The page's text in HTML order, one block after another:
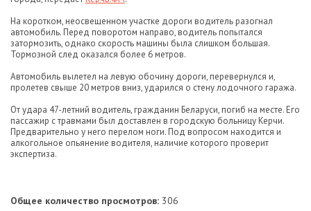
На коротком, неосвещенном участке дороги водитель разогнал
автомобиль. Перед поворотом направо, водитель попытался
затормозить, однако скорость машины была слишком большая.
Тормозной след оказался более 6 метров.
Автомобиль вылетел на левую обочину дороги, перевернулся и,
пролетев свыше 20 метров вниз, ударился о стену лодочного гаража.
От удара 47-летний водитель, гражданин Беларуси, погиб на месте. Его
пассажир с травмами был доставлен в городскую больницу Керчи.
Предварительно у него перелом ноги. Под вопросом находится и
алкогольное опьянение водителя, наличие которого проверит
экспертиза.
Общее количество просмотров: 306